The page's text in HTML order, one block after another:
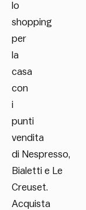
lo
shopping
per
la
casa
con
i
punti
vendita
di Nespresso,
Bialetti e Le
Creuset.
Acquista